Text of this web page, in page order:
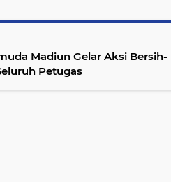
Madiun Gelar Aksi Bersih-
Petugas